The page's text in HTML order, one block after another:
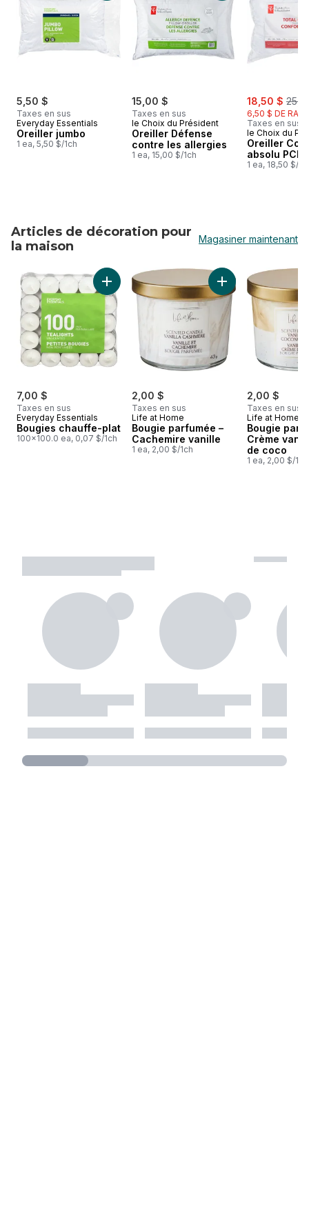
5,50 $
Taxes en sus
Everyday Essentials
Oreiller jumbo
1 ea, 5,50 $/1ch
15,00 $
Taxes en sus
le Choix du Président
Oreiller Défense
contre les allergies
1 ea, 15,00 $/1ch
sale:
18,50 $ ,
6,50 $ DE
Taxes en sus
le Choix du
Oreiller
absolu
1 ea, 18,50 $/
Articles de décoration pour
la maison
Magasiner maintenant
sauter Articles de décoration pour la maison
7,00 $
Taxes en sus
Everyday Essentials
Bougies chauffe-plat
100x100.0 ea, 0,07 $/1ch
Ajouter Bougies chauffe-plat au panier
2,00 $
Taxes en sus
Life at Home
Bougie parfumée –
Cachemire vanille
1 ea, 2,00 $/1ch
Ajouter Bougie
2,00 $
Taxes en sus
Life at Home
Bougie
Crème
de coco
1 ea, 2,00 $/1ch